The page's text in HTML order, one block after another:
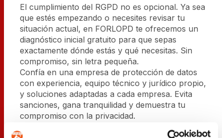
El cumplimiento del RGPD no es opcional. Ya sea
que estés empezando o necesites revisar tu
situación actual, en FORLOPD te ofrecemos un
diagnóstico inicial gratuito para que sepas
exactamente dónde estás y qué necesitas. Sin
compromiso, sin letra pequeña.
Confía en una empresa de protección de datos
con experiencia, equipo técnico y jurídico propio,
y soluciones adaptadas a cada empresa. Evita
sanciones, gana tranquilidad y demuestra tu
compromiso con la privacidad.